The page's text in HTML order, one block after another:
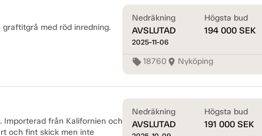
graftitgrå med röd inredning.
Nedräkning
AVSLUTAD
2025-11-06
Högsta bud
194 000 SEK
local_offer18760 room Nyköping
Importerad från Kalifornien och
och fint skick men inte
Nedräkning
AVSLUTAD
Högsta bud
191 000 SEK